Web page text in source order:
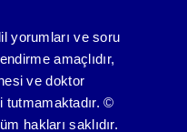
yorumları ve soru
amaçlıdır,
ve doktor
tutmamaktadır. ©
hakları saklıdır.